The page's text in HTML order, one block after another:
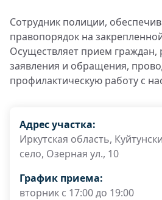
Сотрудник полиции,
правопорядок на
Осуществляет прием граждан,
заявления и обращения,
профилактическую работу с
Адрес участка:
Иркутская область,
село, Озерная ул., 10
График приема:
вторник с 17:00 до 19:00